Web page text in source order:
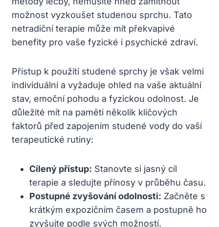
možnost vyzkoušet studenou sprchu. Tato
netradiční terapie může mít překvapivé
benefity pro vaše fyzické i psychické zdraví.
Přístup k použití studené sprchy je však velmi
individuální a vyžaduje ohled na vaše aktuální
stav, emoční pohodu a fyzickou odolnost. Je
důležité mít na paměti několik klíčových
faktorů před zapojením studené vody do vaší
terapeutické rutiny:
Cílený přístup: Stanovte si jasný cíl
terapie a sledujte přínosy v průběhu času.
Postupné zvyšování odolnosti: Začněte s
krátkým expozičním časem a postupně ho
zvyšujte podle svých možností.